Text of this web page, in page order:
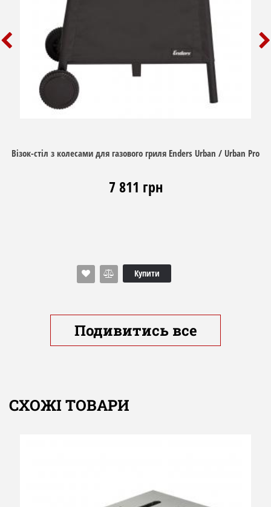
Візок-стіл з колесами для газового гриля Enders Urban / Urban Pro
7 811 грн
Купити
Подивитись все
СХОЖІ ТОВАРИ